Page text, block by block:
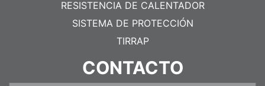
RESISTENCIA DE CALENTADOR
SISTEMA DE PROTECCIÓN
TIRRAP
CONTACTO